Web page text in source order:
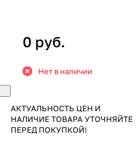
0 руб.
Нет в наличии
АКТУАЛЬНОСТЬ ЦЕН И
НАЛИЧИЕ ТОВАРА УТОЧНЯЙТЕ
ПЕРЕД ПОКУПКОЙ!